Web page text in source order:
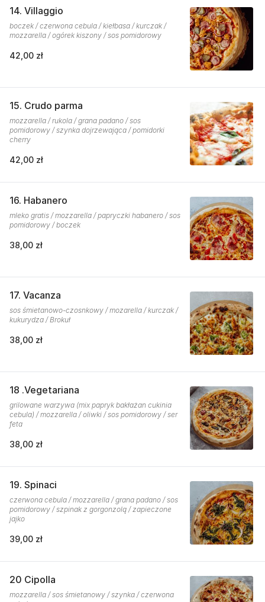
14. Villaggio
boczek / czerwona cebula / kiełbasa / kurczak /
mozzarella / ogórek kiszony / sos pomidorowy
42,00 zł
15. Crudo parma
mozzarella / rukola / grana padano / sos
pomidorowy / szynka dojrzewająca / pomidorki
cherry
42,00 zł
16. Habanero
mleko gratis / mozzarella / papryczki habanero / sos
pomidorowy / boczek
38,00 zł
17. Vacanza
sos śmietanowo-czosnkowy / mozarella / kurczak /
kukurydza / Brokuł
38,00 zł
18 .Vegetariana
grilowane warzywa (mix papryk bakłażan cukinia
cebula) / mozzarella / oliwki / sos pomidorowy / ser
feta
38,00 zł
19. Spinaci
czerwona cebula / mozzarella / grana padano / sos
pomidorowy / szpinak z gorgonzolą / zapieczone
jajko
39,00 zł
20 Cipolla
mozzarella / sos śmietanowy / szynka / czerwona